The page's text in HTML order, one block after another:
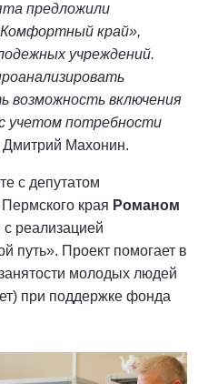
предложили
край»,
учреждений.
возможность включения
учетом потребности
Махонин.
с депутатом
края Романом
реализацией
путь». Проект помогает в
молодых людей
при поддержке фонда